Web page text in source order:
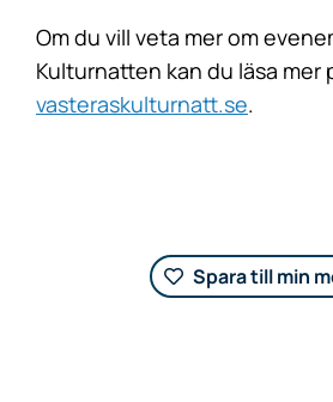
Om du vill veta mer om
Kulturnatten kan du läsa mer
vasteraskulturnatt.se.
Spara till min